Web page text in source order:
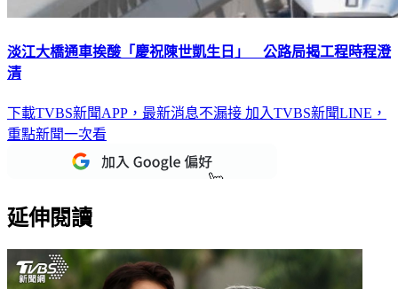
淡江大橋通車挨酸「慶祝陳世凱生日」 公路局揭工程時程澄
清
下載TVBS新聞APP，最新消息不漏接 加入TVBS新聞LINE，
重點新聞一次看
延伸閱讀